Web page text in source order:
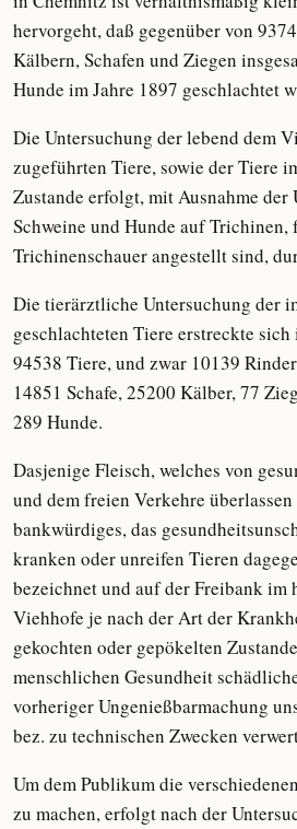
hervorgeht, daß gegenüber von
Kälbern, Schafen und Ziegen
Hunde im Jahre 1897 geschlachtet
Die Untersuchung der lebend dem
zugeführten Tiere, sowie der Tiere
Zustande erfolgt, mit Ausnahme der
Schweine und Hunde auf Trichinen,
Trichinenschauer angestellt sind,
Die tierärztliche Untersuchung der
geschlachteten Tiere erstreckte
94538 Tiere, und zwar 10139
14851 Schafe, 25200 Kälber, 77
289 Hunde.
Dasjenige Fleisch, welches von
und dem freien Verkehre
bankwürdiges, das
kranken oder unreifen Tieren
bezeichnet und auf der Freibank im
Viehhofe je nach der Art der
gekochten oder gepökelten
menschlichen Gesundheit
vorheriger Ungenießbarmachung
bez. zu technischen Zwecken
Um dem Publikum die
zu machen, erfolgt nach der